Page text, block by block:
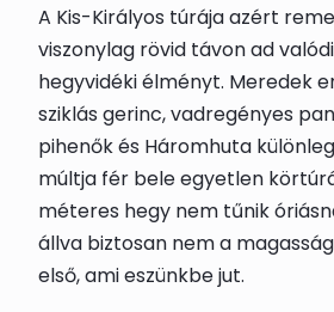
A Kis-Királyos túrája azért
viszonylag rövid távon ad
hegyvidéki élményt. Meredek
sziklás gerinc, vadregényes
pihenők és Háromhuta
múltja fér bele egyetlen
méteres hegy nem tűnik
állva biztosan nem a
első, ami eszünkbe jut.